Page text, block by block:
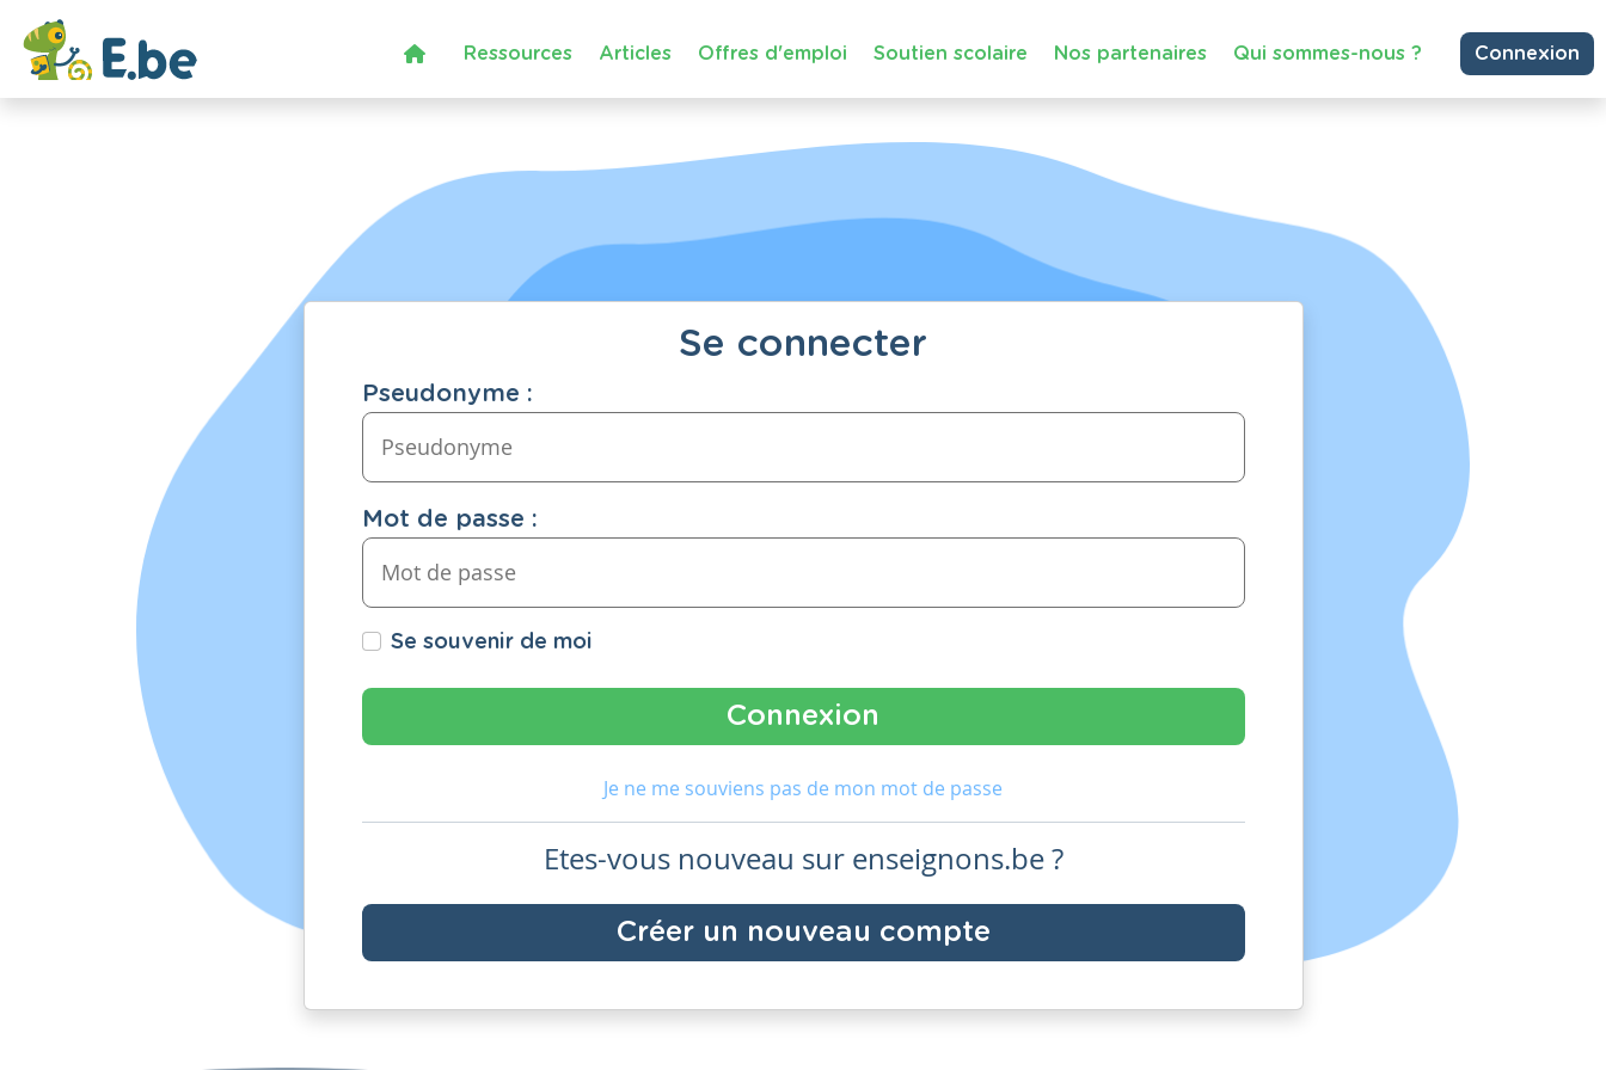
Ressources Articles Offres d'emploi Soutien scolaire Nos partenaires Qui sommes-nous ? Connexion
Se connecter
Pseudonyme :
Mot de passe :
Se souvenir de moi
Je ne me souviens pas de mon mot de passe
Etes-vous nouveau sur enseignons.be ?
Créer un nouveau compte